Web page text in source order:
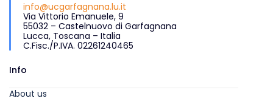
Cerchi una guida?
info@ucgarfagnana.lu.it
Via Vittorio Emanuele, 9
55032 – Castelnuovo di Garfagnana
Lucca, Toscana – Italia
C.Fisc./P.IVA. 02261240465
Info
About us